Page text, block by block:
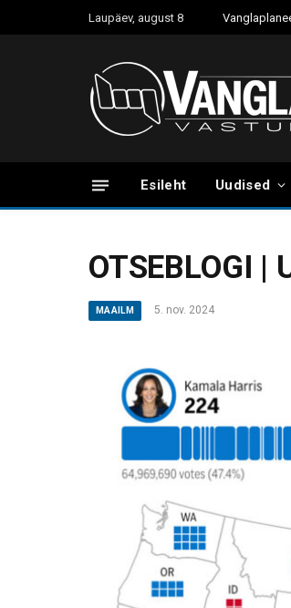
Laupäev, august 8
Esileht Uudised
OTSEBLOGI
MAAILM 5. nov. 2024